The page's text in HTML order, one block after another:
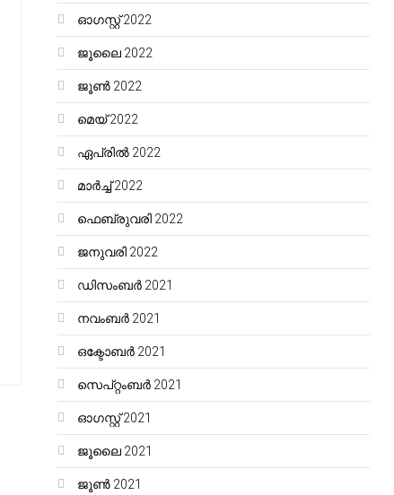
ഓഗസ്റ്റ്‌ 2022
ജൂലൈ 2022
ജൂൺ 2022
മെയ്‌ 2022
ഏപ്രിൽ 2022
മാർച്ച്‌ 2022
ഫെബ്രുവരി 2022
ജനുവരി 2022
ഡിസംബർ 2021
നവംബർ 2021
ഒക്ടോബർ 2021
സെപ്റ്റംബർ 2021
ഓഗസ്റ്റ്‌ 2021
ജൂലൈ 2021
ജൂൺ 2021